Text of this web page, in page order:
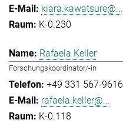
kiara.kawatsure@...
K-0.230
Rafaela Keller
Forschungskoordinator/-in
+49 331 567-9616
rafaela.keller@...
K-0.118